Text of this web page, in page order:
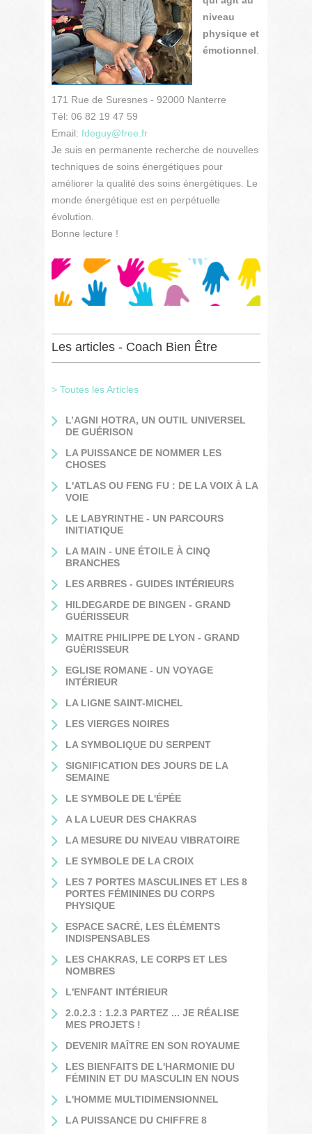
niveau
physique et
émotionnel.
171 Rue de Suresnes - 92000 Nanterre
Tél: 06 82 19 47 59
Email: fdeguy@free.fr
Je suis en permanente recherche de nouvelles
techniques de soins énergétiques pour
améliorer la qualité des soins énergétiques. Le
monde énergétique est en perpétuelle
évolution.
Bonne lecture !
Les articles - Coach Bien Être
> Toutes les Articles
L’AGNI HOTRA, UN OUTIL UNIVERSEL
DE GUÉRISON
LA PUISSANCE DE NOMMER LES
CHOSES
L'ATLAS OU FENG FU : DE LA VOIX À LA
VOIE
LE LABYRINTHE - UN PARCOURS
INITIATIQUE
LA MAIN - UNE ÉTOILE À CINQ
BRANCHES
LES ARBRES - GUIDES INTÉRIEURS
HILDEGARDE DE BINGEN - GRAND
GUÉRISSEUR
MAITRE PHILIPPE DE LYON - GRAND
GUÉRISSEUR
EGLISE ROMANE - UN VOYAGE
INTÉRIEUR
LA LIGNE SAINT-MICHEL
LES VIERGES NOIRES
LA SYMBOLIQUE DU SERPENT
SIGNIFICATION DES JOURS DE LA
SEMAINE
LE SYMBOLE DE L'ÉPÉE
A LA LUEUR DES CHAKRAS
LA MESURE DU NIVEAU VIBRATOIRE
LE SYMBOLE DE LA CROIX
LES 7 PORTES MASCULINES ET LES 8
PORTES FÉMININES DU CORPS
PHYSIQUE
ESPACE SACRÉ, LES ÉLÉMENTS
INDISPENSABLES
LES CHAKRAS, LE CORPS ET LES
NOMBRES
L'ENFANT INTÉRIEUR
2.0.2.3 : 1.2.3 PARTEZ ... JE RÉALISE
MES PROJETS !
DEVENIR MAÎTRE EN SON ROYAUME
LES BIENFAITS DE L'HARMONIE DU
FÉMININ ET DU MASCULIN EN NOUS
L'HOMME MULTIDIMENSIONNEL
LA PUISSANCE DU CHIFFRE 8